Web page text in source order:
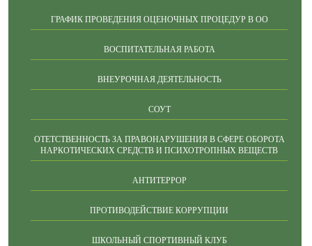
ГРАФИК ПРОВЕДЕНИЯ ОЦЕНОЧНЫХ ПРОЦЕДУР В ОО
ВОСПИТАТЕЛЬНАЯ РАБОТА
ВНЕУРОЧНАЯ ДЕЯТЕЛЬНОСТЬ
СОУТ
ОТЕТСТВЕННОСТЬ ЗА ПРАВОНАРУШЕНИЯ В СФЕРЕ ОБОРОТА
НАРКОТИЧЕСКИХ СРЕДСТВ И ПСИХОТРОПНЫХ ВЕЩЕСТВ
АНТИТЕРРОР
ПРОТИВОДЕЙСТВИЕ КОРРУПЦИИ
ШКОЛЬНЫЙ СПОРТИВНЫЙ КЛУБ